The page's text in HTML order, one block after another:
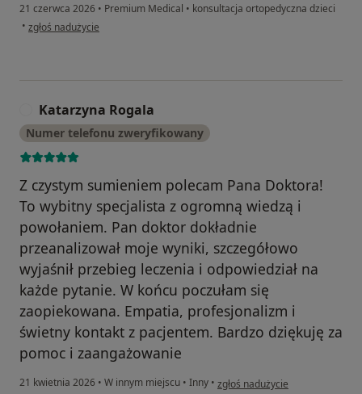
21 czerwca 2026 • Premium Medical • konsultacja ortopedyczna dzieci
• w opinii użytkownika ZZ
zgłoś nadużycie
Katarzyna Rogala
Numer telefonu zweryfikowany
Z czystym sumieniem polecam Pana Doktora!
To wybitny specjalista z ogromną wiedzą i
powołaniem. Pan doktor dokładnie
przeanalizował moje wyniki, szczegółowo
wyjaśnił przebieg leczenia i odpowiedział na
każde pytanie. W końcu poczułam się
zaopiekowana. Empatia, profesjonalizm i
świetny kontakt z pacjentem. Bardzo dziękuję za
pomoc i zaangażowanie
21 kwietnia 2026 • W innym miejscu • Inny • w opinii użytkownika Katarzyna
zgłoś nadużycie